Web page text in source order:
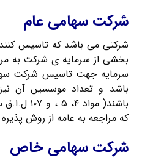
شرکت سهامی عام
شرکتی می باشد که تاسیس
بخشی از سرمایه ی شرکت به
سرمایه جهت تاسیس شرکت
باشد و تعداد موسسین آن
باشند(
که مراجعه به عامه از روش
شرکت سهامی خاص